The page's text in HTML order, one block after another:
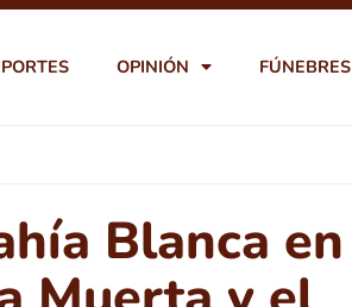
OPINIÓN FÚNEBRES
Blanca en